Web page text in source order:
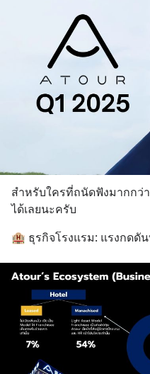
สำหรับใครที่ถนัดฟังมากกว่
ได้เลยนะครับ
🏨 ธุรกิจโรงแรม: แรงกดดั